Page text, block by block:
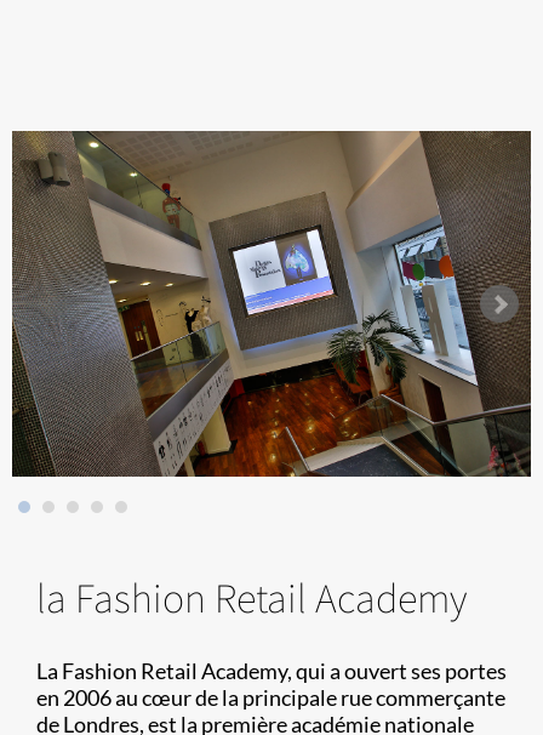
la Fashion Retail Academy
La Fashion Retail Academy, qui a ouvert ses portes
en 2006 au cœur de la principale rue commerçante
de Londres, est la première académie nationale